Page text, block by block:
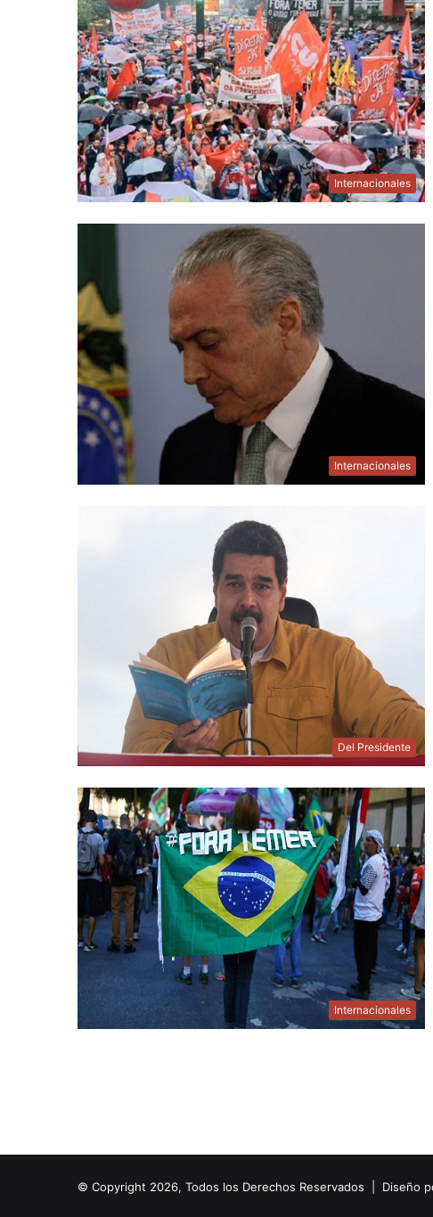
Internacionales
Internacionales
Del Presidente
Internacionales
© Copyright 2026, Todos los Derechos Reservados | Diseño